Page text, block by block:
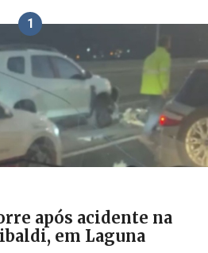
1
após acidente na
em Laguna